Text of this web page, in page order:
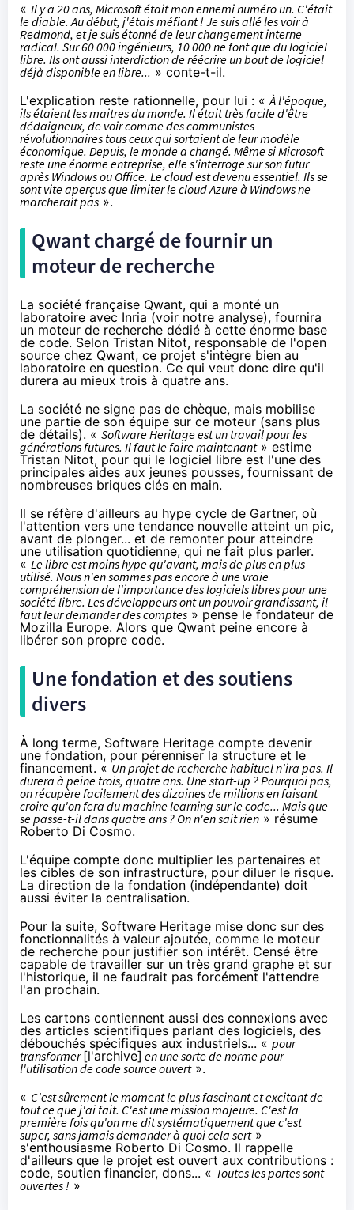
« Il y a 20 ans, Microsoft était mon ennemi numéro un. C'était
le diable. Au début, j'étais méfiant ! Je suis allé les voir à
Redmond, et je suis étonné de leur changement interne
radical. Sur 60 000 ingénieurs, 10 000 ne font que du logiciel
libre. Ils ont aussi interdiction de réécrire un bout de logiciel
déjà disponible en libre... » conte-t-il.
L'explication reste rationnelle, pour lui : «À l'époque,
ils étaient les maitres du monde. Il était très facile d'être
dédaigneux, de voir comme des communistes
révolutionnaires tous ceux qui sortaient de leur modèle
économique. Depuis, le monde a changé. Même si Microsoft
reste une énorme entreprise, elle s'interroge sur son futur
après Windows ou Office. Le cloud est devenu essentiel. Ils se
sont vite aperçus que limiter le cloud Azure à Windows ne
marcherait pas ».
Qwant chargé de fournir un
moteur de recherche
La société française Qwant, qui a monté un
laboratoire avec Inria (voir notre analyse), fournira
un moteur de recherche dédié à cette énorme base
de code. Selon Tristan Nitot, responsable de l'open
source chez Qwant, ce projet s'intègre bien au
laboratoire en question. Ce qui veut donc dire qu'il
durera au mieux trois à quatre ans.
La société ne signe pas de chèque, mais mobilise
une partie de son équipe sur ce moteur (sans plus
de détails). « Software Heritage est un travail pour les
générations futures. Il faut le faire maintenant» estime
Tristan Nitot, pour qui le logiciel libre est l'une des
principales aides aux jeunes pousses, fournissant de
nombreuses briques clés en main.
Il se réfère d'ailleurs au hype cycle de Gartner, où
l'attention vers une tendance nouvelle atteint un pic,
avant de plonger... et de remonter pour atteindre
une utilisation quotidienne, qui ne fait plus parler.
« Le libre est moins hype qu'avant, mais de plus en plus
utilisé. Nous n'en sommes pas encore à une vraie
compréhension de l'importance des logiciels libres pour une
société libre. Les développeurs ont un pouvoir grandissant, il
faut leur demander des comptes » pense le fondateur de
Mozilla Europe. Alors que Qwant peine encore à
libérer son propre code.
Une fondation et des soutiens
divers
À long terme, Software Heritage compte devenir
une fondation, pour pérenniser la structure et le
financement. «Un projet de recherche habituel n'ira pas. Il
durera à peine trois, quatre ans. Une start-up ? Pourquoi pas,
on récupère facilement des dizaines de millions en faisant
croire qu'on fera du machine learning sur le code... Mais que
se passe-t-il dans quatre ans ? On n'en sait rien » résume
Roberto Di Cosmo.
L'équipe compte donc multiplier les partenaires et
les cibles de son infrastructure, pour diluer le risque.
La direction de la fondation (indépendante) doit
aussi éviter la centralisation.
Pour la suite, Software Heritage mise donc sur des
fonctionnalités à valeur ajoutée, comme le moteur
de recherche pour justifier son intérêt. Censé être
capable de travailler sur un très grand graphe et sur
l'historique, il ne faudrait pas forcément l'attendre
l'an prochain.
Les cartons contiennent aussi des connexions avec
des articles scientifiques parlant des logiciels, des
débouchés spécifiques aux industriels... « pour
transformer[l'archive] en une sorte de norme pour
l'utilisation de code source ouvert».
« C'est sûrement le moment le plus fascinant et excitant de
tout ce que j'ai fait. C'est une mission majeure. C'est la
première fois qu'on me dit systématiquement que c'est
super, sans jamais demander à quoi cela sert»
s'enthousiasme Roberto Di Cosmo. Il rappelle
d'ailleurs que le projet est ouvert aux contributions :
code, soutien financier, dons... « Toutes les portes sont
ouvertes ! »